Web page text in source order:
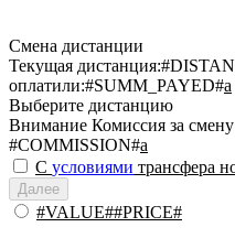
Смена дистанции
Текущая дистанция:
оплатили:#SUMM_PAYED#a
Выберите дистанцию
Внимание Комиссия за
#COMMISSION#a
С условиями трансфера
Далее
#VALUE##PRICE#